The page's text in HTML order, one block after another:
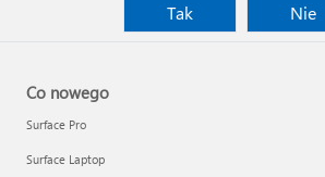
Tak
Nie
Co nowego
Surface Pro
Surface Laptop